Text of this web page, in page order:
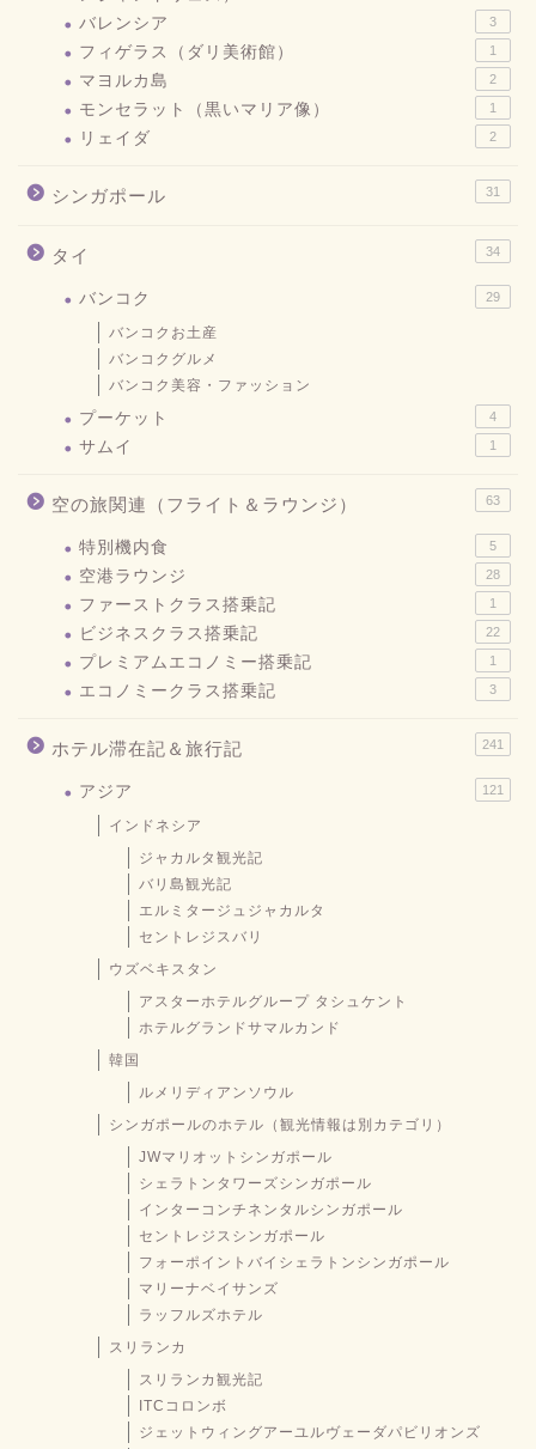
バレンシア
3
フィゲラス（ダリ美術館） 1
マヨルカ島 2
モンセラット（黒いマリア像） 1
リェイダ 2
シンガポール 31
タイ 34
バンコク 29
バンコクお土産
バンコクグルメ
バンコク美容・ファッション
プーケット 4
サムイ 1
空の旅関連（フライト＆ラウンジ） 63
特別機内食 5
空港ラウンジ 28
ファーストクラス搭乗記 1
ビジネスクラス搭乗記 22
プレミアムエコノミー搭乗記 1
エコノミークラス搭乗記 3
ホテル滞在記＆旅行記 241
アジア 121
インドネシア
ジャカルタ観光記
バリ島観光記
エルミタージュジャカルタ
セントレジスバリ
ウズベキスタン
アスターホテルグループ タシュケント
ホテルグランドサマルカンド
韓国
ルメリディアンソウル
シンガポールのホテル（観光情報は別カテゴリ）
JWマリオットシンガポール
シェラトンタワーズシンガポール
インターコンチネンタルシンガポール
セントレジスシンガポール
フォーポイントバイシェラトンシンガポール
マリーナベイサンズ
ラッフルズホテル
スリランカ
スリランカ観光記
ITCコロンボ
ジェットウィングアーユルヴェーダパビリオンズ